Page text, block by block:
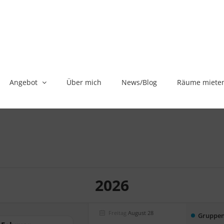
Angebot Über mich News/Blog Räume
2026
Freitag August 28